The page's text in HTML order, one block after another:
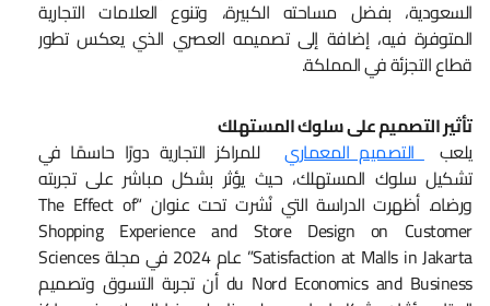
السعودية، بفضل مساحته الكبيرة، وتنوع العلامات التجارية
المتوفرة فيه، إضافة إلى تصميمه العصري الذي يعكس تطور
قطاع التجزئة في المملكة.
تأثير التصميم على سلوك المستهلك
يلعب التصميم المعماري
للمراكز التجارية دورًا حاسمًا في
تشكيل سلوك المستهلك، حيث يؤثر بشكل مباشر على تجربته
ورضاه. أظهرت الدراسة التي نُشرت تحت عنوان “The Effect of
Shopping Experience and Store Design on Customer
Satisfaction at Malls in Jakarta” عام 2024 في مجلة Sciences
du Nord Economics and Business أن تجربة التسوق وتصميم